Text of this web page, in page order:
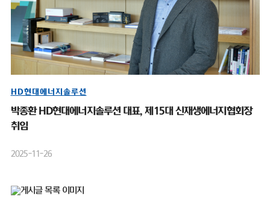
HD현대에너지솔루션
박종환 HD현대에너지솔루션 대표, 제15대 신재생에너지협회장
취임
2025-11-26